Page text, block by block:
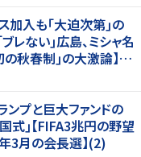
加入も｢大迫次第｣の
レない｣広島、ミシャ名
秋春制｣の大激論】
プと巨大ファンドの
式｣【FIFA3兆円の野望
3月の会長選】(2)